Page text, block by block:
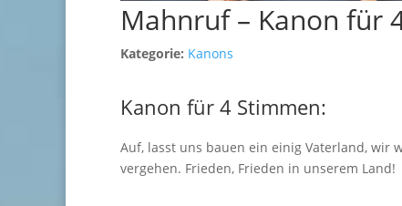
Mahnruf – Kanon für
Kategorie: Kanons
Kanon für 4 Stimmen:
Auf, lasst uns bauen ein einig Vaterland, wir
vergehen. Frieden, Frieden in unserem Land!